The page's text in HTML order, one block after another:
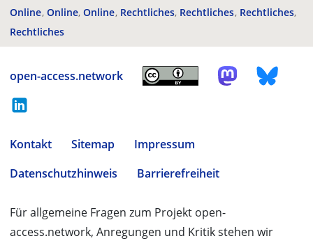
Online Online Online Rechtliches Rechtliches Rechtliches
Rechtliches
open-access.network
Kontakt Sitemap
Impressum
Datenschutzhinweis
Barrierefreiheit
Für allgemeine Fragen zum Projekt open-
access.network, Anregungen und Kritik stehen wir